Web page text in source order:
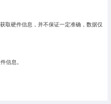
取硬件信息，并不保证一定准确，数据仅
信息。